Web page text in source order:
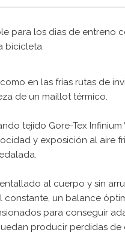
para los dias de entreno
bicicleta.
en las frías rutas de
de un maillot térmico.
tejido Gore-Tex
y exposición al aire
al cuerpo y sin
un balance
para conseguir
producir perdidas de